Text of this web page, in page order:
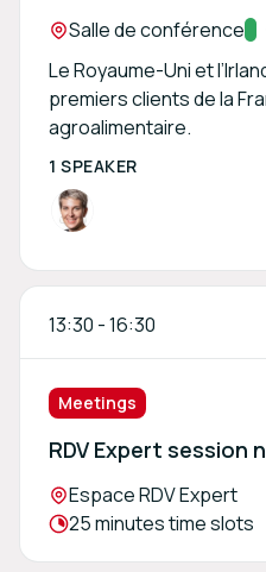
Location:
Salle de conférence
Le Royaume-Uni et
premiers clients de la
agroalimentaire.
1 SPEAKER
13:30 -16:30
Meetings
RDV Expert session
Location:
Espace RDV Expert
Meeting duration:
25 minutes time slots